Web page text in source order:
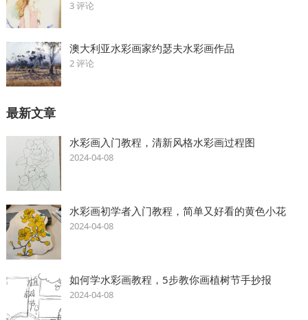
3 评论
澳大利亚水彩画家约瑟夫水彩画作品
2 评论
最新文章
水彩画入门教程，清新风格水彩画过程图
2024-04-08
水彩画初学者入门教程，简单又好看的黄色小花
2024-04-08
如何学水彩画教程，5步教你画植树节手抄报
2024-04-08